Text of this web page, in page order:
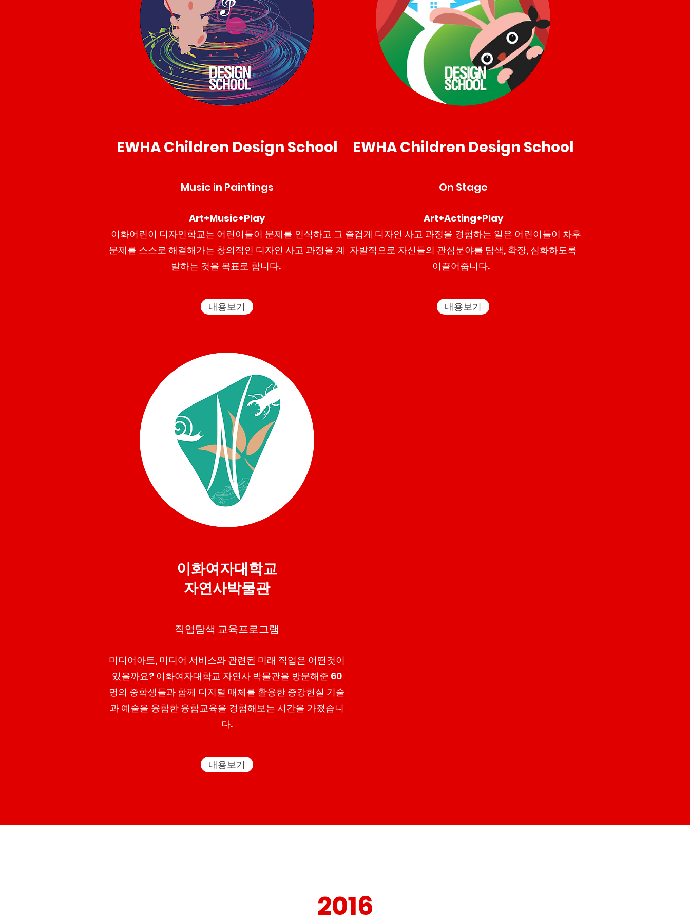
EWHA Children Design School
Music in Paintings
Art+Music+Play
이화어린이 디자인학교는 어린이들이 문제를 인식하고 그
문제를 스스로 해결해가는 창의적인 디자인 사고 과정을 계
발하는 것을 목표로 합니다.
내용보기
EWHA Children Design School
On Stage
Art+Acting+Play
즐겁게 디자인 사고 과정을 경험하는 일은 어린이들이 차후
자발적으로 자신들의 관심분야를 탐색, 확장, 심화하도록
이끌어줍니다.
내용보기
이화여자대학교
자연사박물관
직업탐색 교육프로그램
미디어아트, 미디어 서비스와 관련된 미래 직업은 어떤것이
있을까요? 이화여자대학교 자연사 박물관을 방문해준 60
명의 중학생들과 함께 디지털 매체를 활용한 증강현실 기술
과 예술을 융합한 융합교육을 경험해보는 시간을 가졌습니
다.
내용보기
2016